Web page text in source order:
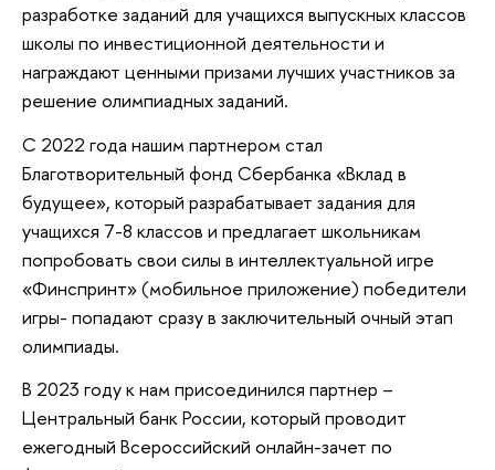
разработке заданий для учащихся выпускных классов
школы по инвестиционной деятельности и
награждают ценными призами лучших участников за
решение олимпиадных заданий.
С 2022 года нашим партнером стал
Благотворительный фонд Сбербанка «Вклад в
будущее», который разрабатывает задания для
учащихся 7-8 классов и предлагает школьникам
попробовать свои силы в интеллектуальной игре
«Финспринт» (мобильное приложение) победители
игры- попадают сразу в заключительный очный этап
олимпиады.
В 2023 году к нам присоединился партнер –
Центральный банк России, который проводит
ежегодный Всероссийский онлайн-зачет по